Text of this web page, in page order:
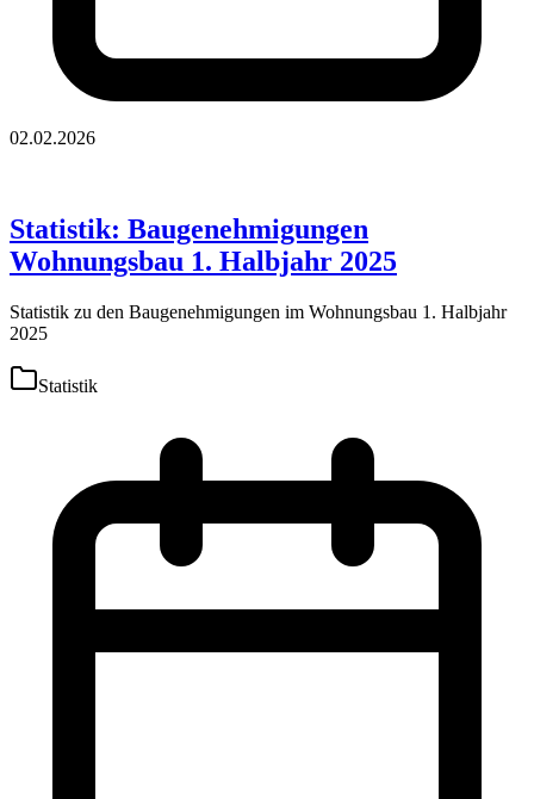
02.02.2026
Statistik: Baugenehmigungen
Wohnungsbau 1. Halbjahr 2025
Statistik zu den Baugenehmigungen im Wohnungsbau 1. Halbjahr
2025
Statistik